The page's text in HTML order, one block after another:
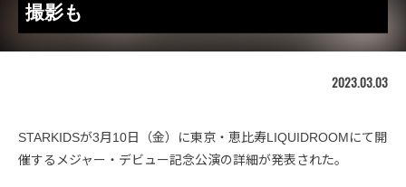
撮影も
2023.03.03
STARKIDSが3月10日（金）に東京・恵比寿LIQUIDROOMにて開
催するメジャー・デビュー記念公演の詳細が発表された。